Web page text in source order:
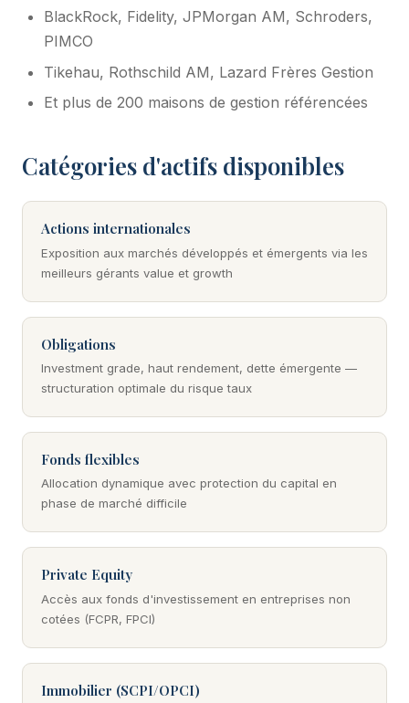
BlackRock, Fidelity, JPMorgan AM, Schroders,
PIMCO
Tikehau, Rothschild AM, Lazard Frères Gestion
Et plus de 200 maisons de gestion référencées
Catégories d'actifs disponibles
Actions internationales
Exposition aux marchés développés et émergents via les
meilleurs gérants value et growth
Obligations
Investment grade, haut rendement, dette émergente —
structuration optimale du risque taux
Fonds flexibles
Allocation dynamique avec protection du capital en
phase de marché difficile
Private Equity
Accès aux fonds d'investissement en entreprises non
cotées (FCPR, FPCI)
Immobilier (SCPI/OPCI)